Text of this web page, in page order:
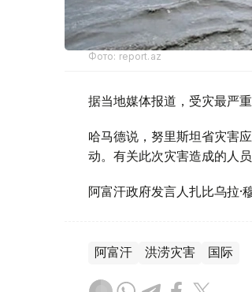
Фото: report.az
据当地媒体报道，受灾最严
哈马德说，努里斯坦省灾害
动。有关此次灾害造成的人
阿富汗政府发言人扎比乌拉·
阿富汗 洪涝灾害 国际